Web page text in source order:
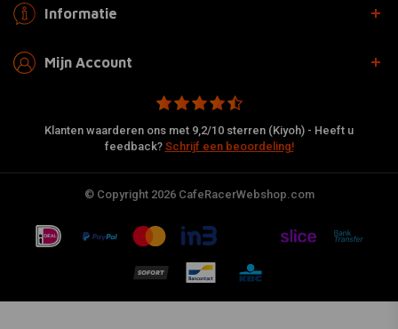
Informatie
Mijn Account
Klanten waarderen ons met 9,2/10 sterren (Kiyoh) - Heeft u
feedback? Schrijf een beoordeling!
© Copyright 2026 CafeRacerWebshop.com